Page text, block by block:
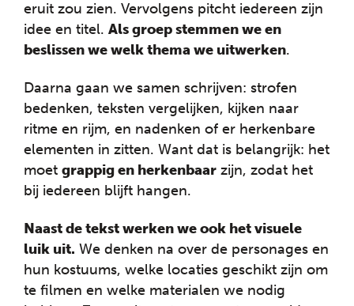
eruit zou zien. Vervolgens pitcht iedereen zijn
idee en titel. Als groep stemmen we en
beslissen we welk thema we uitwerken.
Daarna gaan we samen schrijven: strofen
bedenken, teksten vergelijken, kijken naar
ritme en rijm, en nadenken of er herkenbare
elementen in zitten. Want dat is belangrijk: het
moet grappig en herkenbaar zijn, zodat het
bij iedereen blijft hangen.
Naast de tekst werken we ook het visuele
luik uit. We denken na over de personages en
hun kostuums, welke locaties geschikt zijn om
te filmen en welke materialen we nodig